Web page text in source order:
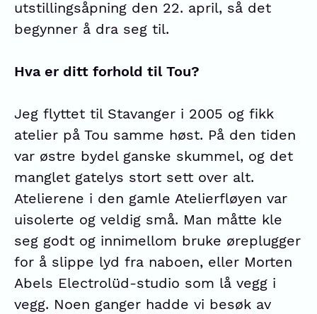
utstillingsåpning den 22. april, så det
begynner å dra seg til.
Hva er ditt forhold til Tou?
Jeg flyttet til Stavanger i 2005 og fikk
atelier på Tou samme høst. På den tiden
var østre bydel ganske skummel, og det
manglet gatelys stort sett over alt.
Atelierene i den gamle Atelierfløyen var
uisolerte og veldig små. Man måtte kle
seg godt og innimellom bruke øreplugger
for å slippe lyd fra naboen, eller Morten
Abels Electrolüd-studio som lå vegg i
vegg. Noen ganger hadde vi besøk av